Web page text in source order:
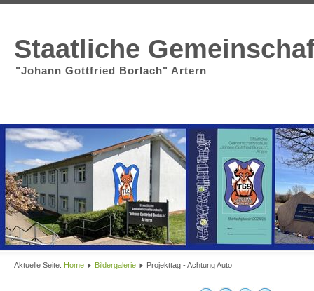
Staatliche
"Johann Gottfried Borlach" Artern
Aktuelle Seite: Home Bildergalerie Projekttag - Achtung Auto